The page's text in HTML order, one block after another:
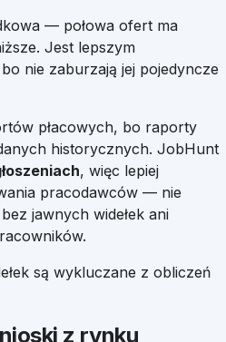
— połowa ofert ma
Jest lepszym
nie zaburzają jej pojedyncze
płacowych, bo raporty
historycznych. JobHunt
, więc lepiej
pracodawców — nie
jawnych widełek ani
są wykluczane z obliczeń
z rynku